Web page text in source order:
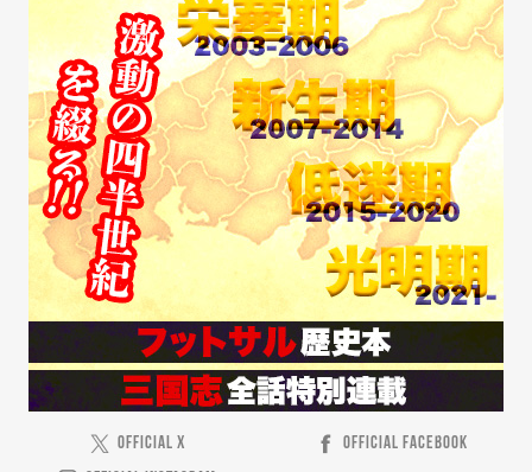
OFFICIAL X
OFFICIAL FACEBOOK